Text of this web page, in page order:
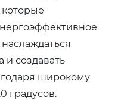
и создавать
широкому
градусов.